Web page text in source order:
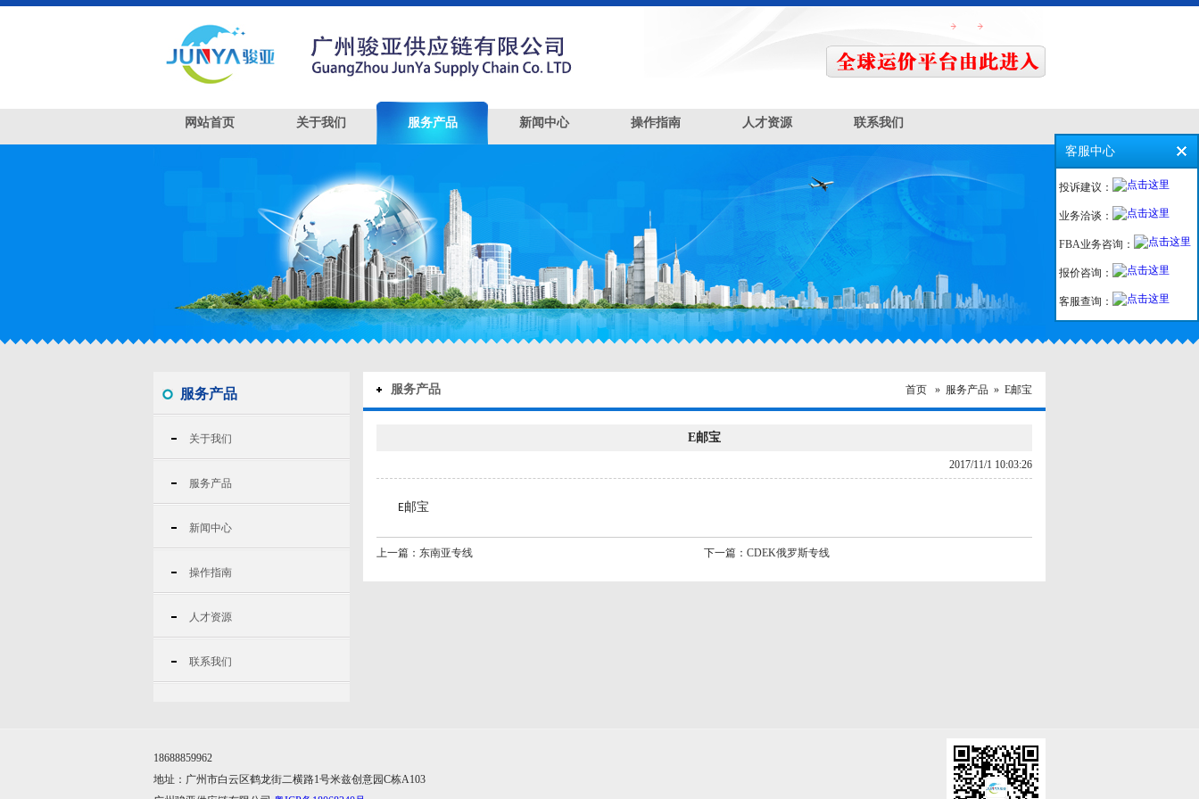
网站首页 关于我们 服务产品 新闻中心 操作指南 人才资源 联系我们
服务产品
关于我们
服务产品
新闻中心
操作指南
人才资源
联系我们
服务产品 首页 » 服务产品» E邮宝
E邮宝
2017/11/1 10:03:26
E邮宝
上一篇： 东南亚专线 下一篇：CDEK俄罗斯专线
18688859962
地址：广州市白云区鹤龙街二横路1号米兹创意园C栋A103
客服中心
投诉建议：
业务洽谈：
FBA业务咨询：
报价咨询：
客服查询：